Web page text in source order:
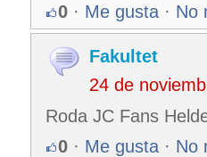
0 · Me gusta · No
Fakultet
24 de
Roda JC Fans
0 · Me gusta · No